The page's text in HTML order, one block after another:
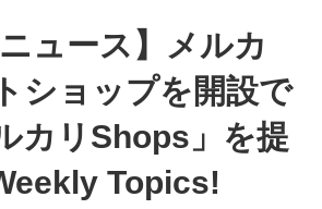
DXプロデューサー
ニュース】メルカ
ショップを開設で
カリShops」を提
Topics!